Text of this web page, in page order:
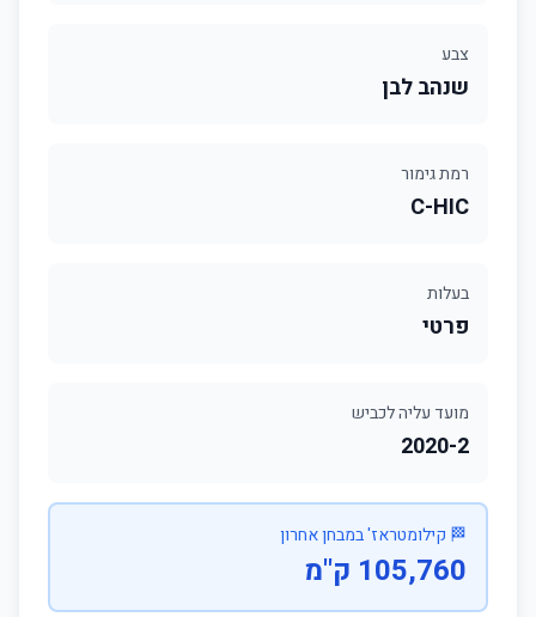
צבע
שנהב לבן
רמת גימור
C-HIC
בעלות
פרטי
מועד עליה לכביש
2020-2
🏁 קילומטראז' במבחן אחרון
105,760 ק"מ